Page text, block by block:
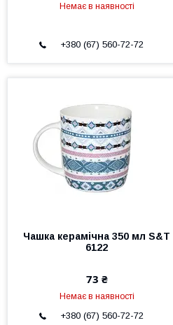
Немає в наявності
+380 (67) 560-72-72
Чашка керамічна 350 мл S&T
6122
73 ₴
Немає в наявності
+380 (67) 560-72-72